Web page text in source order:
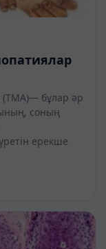
(ТМА)— бұлар әр
соның
ерекше